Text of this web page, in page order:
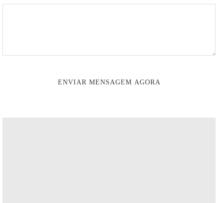
ENVIAR MENSAGEM AGORA